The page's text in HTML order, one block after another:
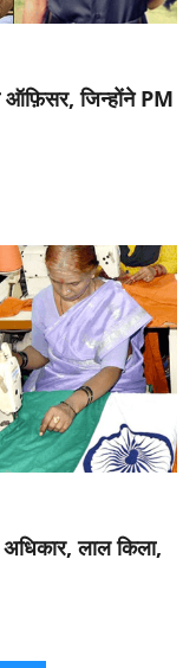
ऑफ़िसर, जिन्होंने PM
लाल किला,